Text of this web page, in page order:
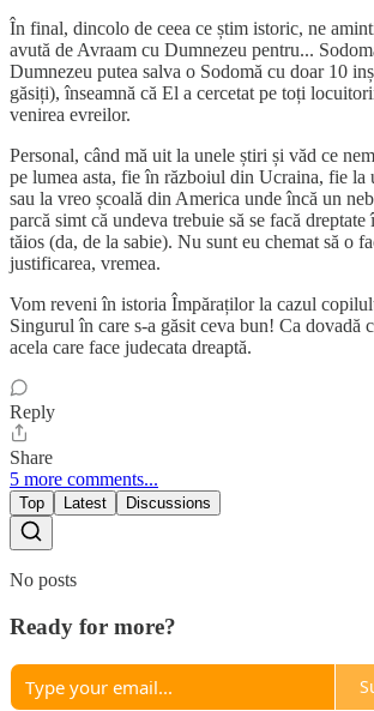
În final, dincolo de ceea ce știm istoric, ne
avută de Avraam cu Dumnezeu pentru...
Dumnezeu putea salva o Sodomă cu doar 10
găsiți), înseamnă că El a cercetat pe toți
venirea evreilor.
Personal, când mă uit la unele știri și văd ce
pe lumea asta, fie în războiul din Ucraina, fie la
sau la vreo școală din America unde încă un
parcă simt că undeva trebuie să se facă
tăios (da, de la sabie). Nu sunt eu chemat să o
justificarea, vremea.
Vom reveni în istoria Împăraților la cazul
Singurul în care s-a găsit ceva bun! Ca dovadă
acela care face judecata dreaptă.
Reply
Share
5 more comments...
Top Latest Discussions
No posts
Ready for more?